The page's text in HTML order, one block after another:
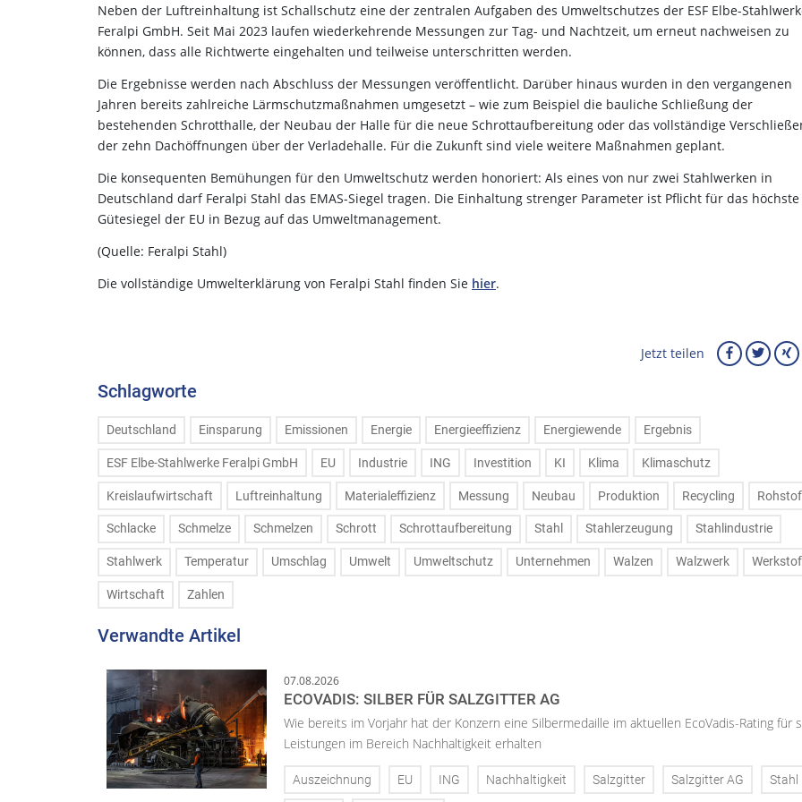
Neben der Luftreinhaltung ist Schallschutz eine der zentralen Aufgaben des Umweltschutzes der ESF Elbe-
Feralpi GmbH. Seit Mai 2023 laufen wiederkehrende Messungen zur Tag- und Nachtzeit, um erneut nachweisen zu
können, dass alle Richtwerte eingehalten und teilweise unterschritten werden.
Die Ergebnisse werden nach Abschluss der Messungen veröffentlicht. Darüber hinaus wurden in den vergangenen
Jahren bereits zahlreiche Lärmschutzmaßnahmen umgesetzt – wie zum Beispiel die bauliche Schließung der
bestehenden Schrotthalle, der Neubau der Halle für die neue Schrottaufbereitung oder das vollständige
der zehn Dachöffnungen über der Verladehalle. Für die Zukunft sind viele weitere Maßnahmen geplant.
Die konsequenten Bemühungen für den Umweltschutz werden honoriert: Als eines von nur zwei Stahlwerken in
Deutschland darf Feralpi Stahl das EMAS-Siegel tragen. Die Einhaltung strenger Parameter ist Pflicht für das höchste
Gütesiegel der EU in Bezug auf das Umweltmanagement.
(Quelle: Feralpi Stahl)
Die vollständige Umwelterklärung von Feralpi Stahl finden Sie hier.
Jetzt teilen
Schlagworte
Deutschland Einsparung Emissionen Energie Energieeffizienz Energiewende Ergebnis
ESF Elbe-Stahlwerke Feralpi GmbH EU Industrie ING Investition KI Klima Klimaschutz
Kreislaufwirtschaft Luftreinhaltung Materialeffizienz Messung Neubau Produktion Recycling
Schlacke Schmelze Schmelzen Schrott Schrottaufbereitung Stahl Stahlerzeugung Stahlindustrie
Stahlwerk Temperatur Umschlag Umwelt Umweltschutz Unternehmen Walzen Walzwerk
Wirtschaft Zahlen
Verwandte Artikel
07.08.2026
ECOVADIS: SILBER FÜR SALZGITTER AG
Wie bereits im Vorjahr hat der Konzern eine Silbermedaille im aktuellen EcoVadis-Rating für
Leistungen im Bereich Nachhaltigkeit erhalten
Auszeichnung EU ING Nachhaltigkeit Salzgitter Salzgitter AG Stahl